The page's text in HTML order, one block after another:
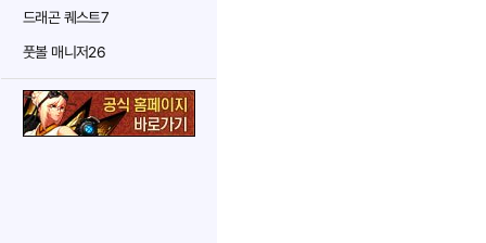
드래곤 퀘스트7
풋볼 매니저26